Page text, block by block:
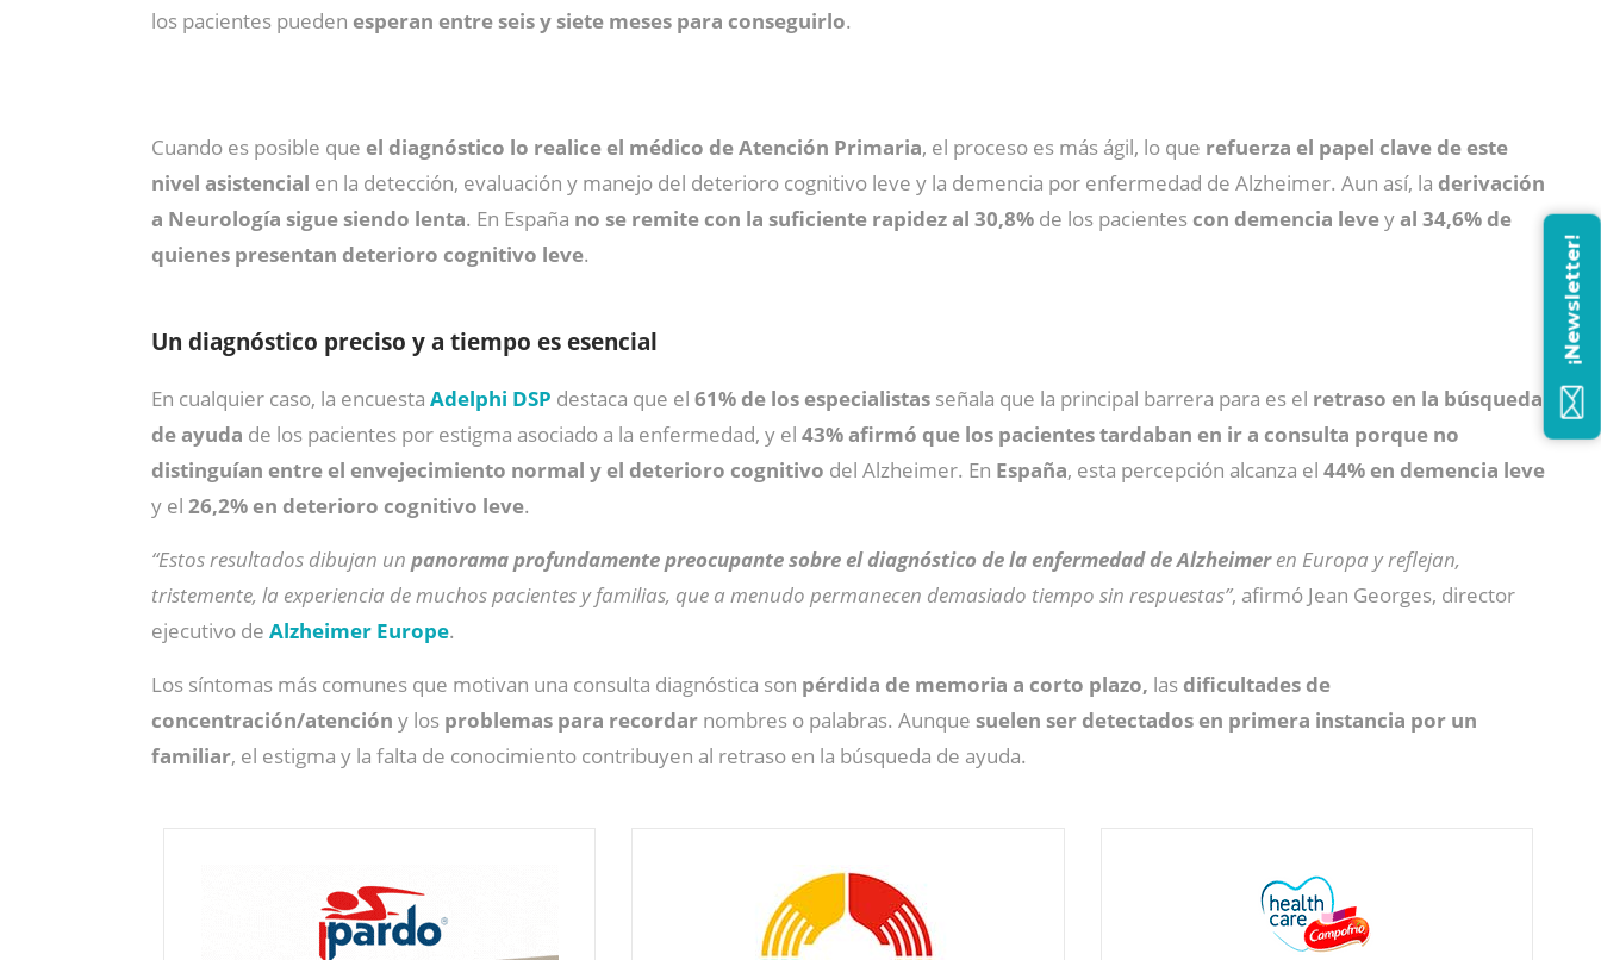
los pacientes pueden esperan entre seis y siete meses para conseguirlo.
Cuando es posible que el diagnóstico lo realice el médico de Atención Primaria, el proceso es más ágil, lo que refuerza el papel clave de este
nivel asistencial en la detección, evaluación y manejo del deterioro cognitivo leve y la demencia por enfermedad de Alzheimer. Aun así, la derivación
a Neurología sigue siendo lenta. En España no se remite con la suficiente rapidez al 30,8% de los pacientescon demencia leveyal 34,6% de
quienes presentan deterioro cognitivo leve.
Un diagnóstico preciso y a tiempo es esencial
En cualquier caso, la encuesta Adelphi DSP destaca que el 61% de los especialistas señala que la principal barrera para es el retraso en la búsqueda
de ayuda de los pacientes por estigma asociado a la enfermedad, y el 43% afirmó que los pacientes tardaban en ir a consulta porque no
distinguían entre el envejecimiento normal y el deterioro cognitivo del Alzheimer. En España, esta percepción alcanza el 44% en demencia leve
y el 26,2% en deterioro cognitivo leve.
“Estos resultados dibujan un panorama profundamente preocupante sobre el diagnóstico de la enfermedad de Alzheimeren Europa y reflejan,
tristemente, la experiencia de muchos pacientes y familias, que a menudo permanecen demasiado tiempo sin respuestas”, afirmó Jean Georges, director
ejecutivo de Alzheimer Europe.
Los síntomas más comunes que motivan una consulta diagnóstica son pérdida de memoria a corto plazo, las dificultades de
concentración/atención y los problemas para recordar nombres o palabras. Aunque suelen ser detectados en primera instancia por un
familiar, el estigma y la falta de conocimiento contribuyen al retraso en la búsqueda de ayuda.
¡Newsletter!